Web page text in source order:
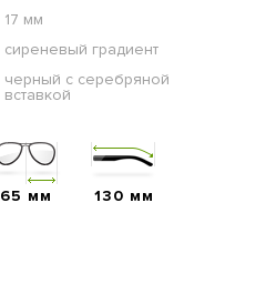
17 мм
сиреневый градиент
черный с серебряной
вставкой
65 мм 130 мм